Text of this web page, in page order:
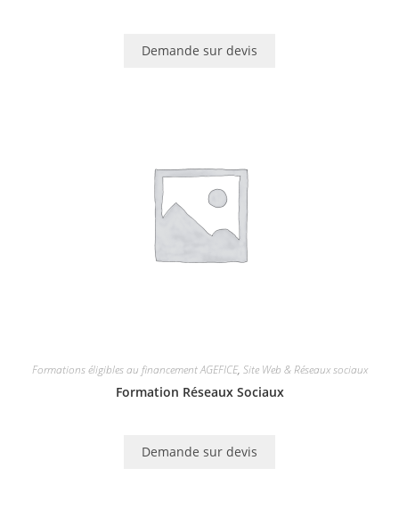
Demande sur devis
Formations éligibles au financement AGEFICE, Site Web & Réseaux sociaux
Formation Réseaux Sociaux
Demande sur devis